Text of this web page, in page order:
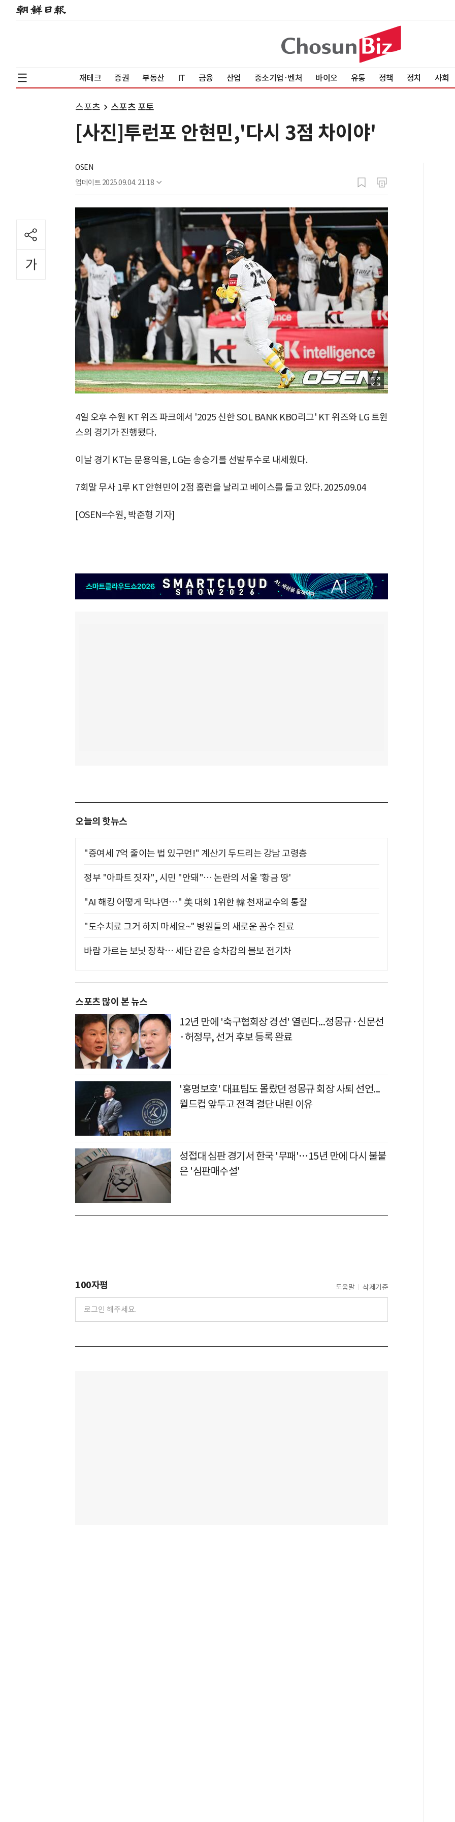
재테크 증권 부동산 IT 금융 산업 중소기업·벤처 바이오 유통 정책 정치 사회
스포츠 스포츠 포토
[사진]투런포 안현민,'다시 3점 차이야'
OSEN
업데이트 2025.09.04. 21:18
4일 오후 수원 KT 위즈 파크에서 '2025 신한 SOL BANK KBO리그' KT 위즈와 LG 트윈
스의 경기가 진행됐다.
이날 경기 KT는 문용익을, LG는 송승기를 선발투수로 내세웠다.
7회말 무사 1루 KT 안현민이 2점 홈런을 날리고 베이스를 돌고 있다. 2025.09.04
[OSEN=수원, 박준형 기자]
오늘의 핫뉴스
"증여세 7억 줄이는 법 있구먼!" 계산기 두드리는 강남 고령층
정부 "아파트 짓자", 시민 "안돼"… 논란의 서울 '황금 땅'
"AI 해킹 어떻게 막냐면…" 美 대회 1위한 韓 천재교수의 통찰
"도수치료 그거 하지 마세요~" 병원들의 새로운 꼼수 진료
바람 가르는 보닛 장착… 세단 같은 승차감의 볼보 전기차
스포츠 많이 본 뉴스
12년 만에 '축구협회장 경선' 열린다...정몽규·신문선
·허정무, 선거 후보 등록 완료
'홍명보호' 대표팀도 몰랐던 정몽규 회장 사퇴 선언...
월드컵 앞두고 전격 결단 내린 이유
성접대 심판 경기서 한국 '무패'…15년 만에 다시 불붙
은 '심판매수설'
100자평 도움말 삭제기준